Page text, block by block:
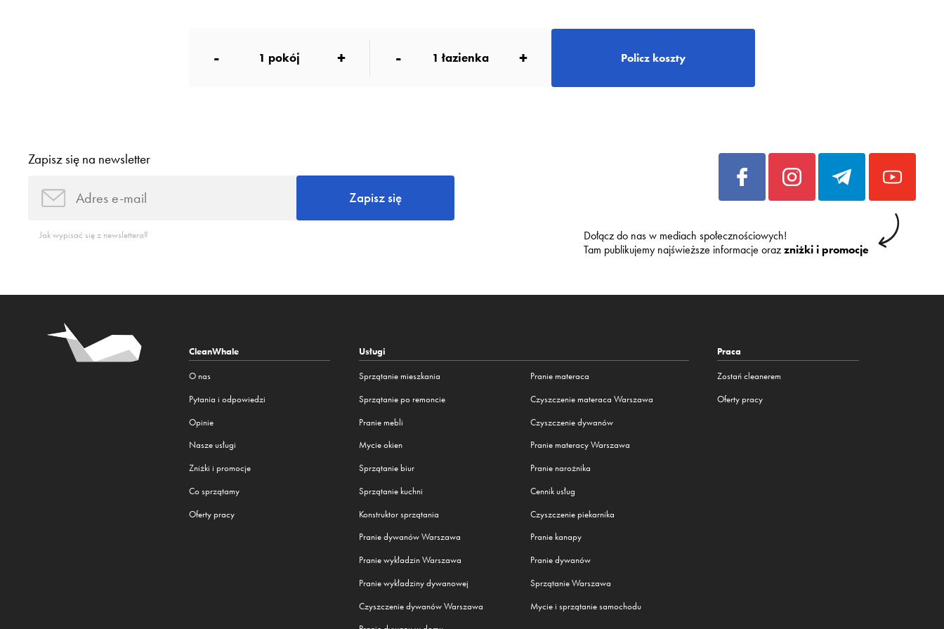
- 1 pokój + - 1 łazienka + Policz koszty
Zapisz się na newsletter
Zapisz się
Jak wypisać się z newslettera?
Dołącz do nas w mediach społecznościowych!
Tam publikujemy najświeższe informacje oraz zniżki i promocje
CleanWhale
O nas
Pytania i odpowiedzi
Opinie
Nasze usługi
Zniżki i promocje
Co sprzątamy
Oferty pracy
Usługi
Sprzątanie mieszkania
Sprzątanie po remoncie
Pranie mebli
Mycie okien
Sprzątanie biur
Sprzątanie kuchni
Konstruktor sprzątania
Pranie dywanów Warszawa
Pranie wykładzin Warszawa
Pranie wykładziny dywanowej
Czyszczenie dywanów Warszawa
Pranie materaca
Czyszczenie materaca Warszawa
Czyszczenie dywanów
Pranie materacy Warszawa
Pranie narożnika
Cennik usług
Czyszczenie piekarnika
Pranie kanapy
Pranie dywanów
Sprzątanie Warszawa
Mycie i sprzątanie samochodu
Praca
Zostań cleanerem
Oferty pracy